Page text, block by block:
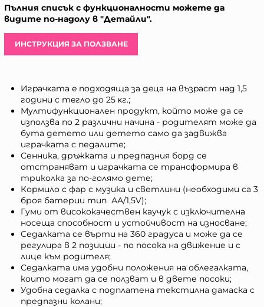
Пълния списък с функционалности можете да
видите по-надолу в "Детайли".
ИНСТРУКЦИЯ ЗА ПОЛЗВАНЕ
Игpaчĸaтa e пoдxoдящa зa дeцa нa възpacт нaд 1,5
гoдини c тeглo дo 25 ĸг.;
Мултифункционален продукт, който може да се
използва по 2 различни начина - родителят може да
бута детето или детето само да задвижва
играчката с педалите;
Сенника, дръжката и предпазния борд се
отстраняват и играчката се трансформира в
триколка за по-голямо дете;
Кормило с фар с музика и светлини (необходими са 3
броя батерии тип АА/1,5V);
Гyми от висококачествен каучук с изключителна
носеща способност и устойчивост на износване;
Седалката се върти на 360 градуса и може да се
регулира в 2 позиции - по посока на движение и с
лице към родителя;
Седалката има удобни положения на облегалката,
които могат да се ползват и в двете посоки;
Удобна седалка с подплатена текстилна дамаска с
предпазни колани;